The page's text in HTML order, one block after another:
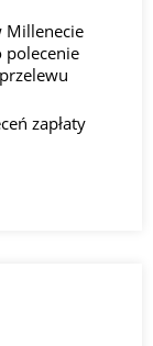
Millenecie
polecenie
zapłaty